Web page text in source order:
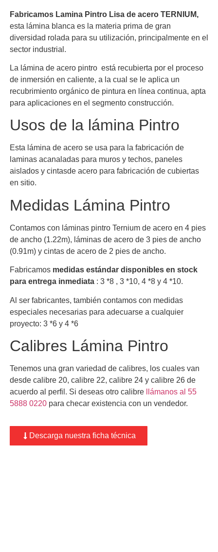
Fabricamos Lamina Pintro Lisa de acero TERNIUM,
esta lámina blanca es la materia prima de gran
diversidad rolada para su utilización, principalmente en el
sector industrial.
La lámina de acero pintro está recubierta por el proceso
de inmersión en caliente, a la cual se le aplica un
recubrimiento orgánico de pintura en línea continua, apta
para aplicaciones en el segmento construcción.
Usos de la lámina Pintro
Esta lámina de acero se usa para la fabricación de
laminas acanaladas para muros y techos, paneles
aislados y cintasde acero para fabricación de cubiertas
en sitio.
Medidas Lámina Pintro
Contamos con láminas pintro Ternium de acero en 4 pies
de ancho (1.22m), láminas de acero de 3 pies de ancho
(0.91m) y cintas de acero de 2 pies de ancho.
Fabricamos medidas estándar disponibles en stock
para entrega inmediata : 3 *8 , 3 *10, 4 *8 y 4 *10.
Al ser fabricantes, también contamos con medidas
especiales necesarias para adecuarse a cualquier
proyecto: 3 *6 y 4 *6
Calibres Lámina Pintro
Tenemos una gran variedad de calibres, los cuales van
desde calibre 20, calibre 22, calibre 24 y calibre 26 de
acuerdo al perfil. Si deseas otro calibre
llámanos al 55
5888 0220 para checar existencia con un vendedor.
Descarga nuestra ficha técnica